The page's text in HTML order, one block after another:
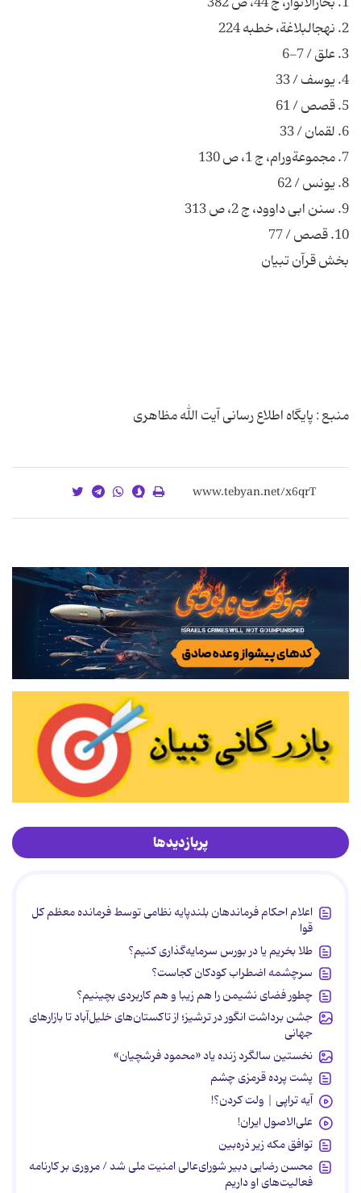
پربازدیدها
اعلام احکام فرماندهان بلندپایه نظامی توسط فرمانده معظم کل
قوا
طلا بخریم یا در بورس سرمایه‌گذاری کنیم؟
سرچشمه اضطراب کودکان کجاست؟
چطور فضای نشیمن را هم زیبا و هم کاربردی بچینیم؟
جشن برداشت انگور در ترشیز؛ از تاکستان‌های خلیل‌آباد تا بازارهای
جهانی
نخستین سالگرد زنده یاد «محمود فرشچیان»
پشت پرده قرمزی چشم
آیه تراپی | ولت کردن؟!
علی‌الاصول ایران!
توافق مکه زیر ذره‌بین
محسن رضایی دبیر شورای‌عالی امنیت ملی شد / مروری بر کارنامه
فعالیت‌های او داریم